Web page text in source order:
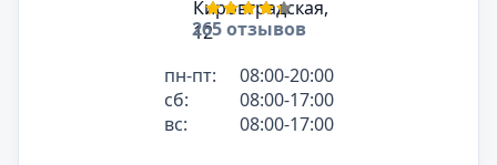
265 отзывов
пн-пт:
08:00-20:00
сб:
08:00-17:00
вс:
08:00-17:00